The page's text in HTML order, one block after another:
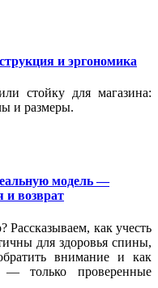
и эргономика
стойку для магазина:
и размеры.
модель —
и возврат
Рассказываем, как учесть
для здоровья спины,
внимание и как
только проверенные